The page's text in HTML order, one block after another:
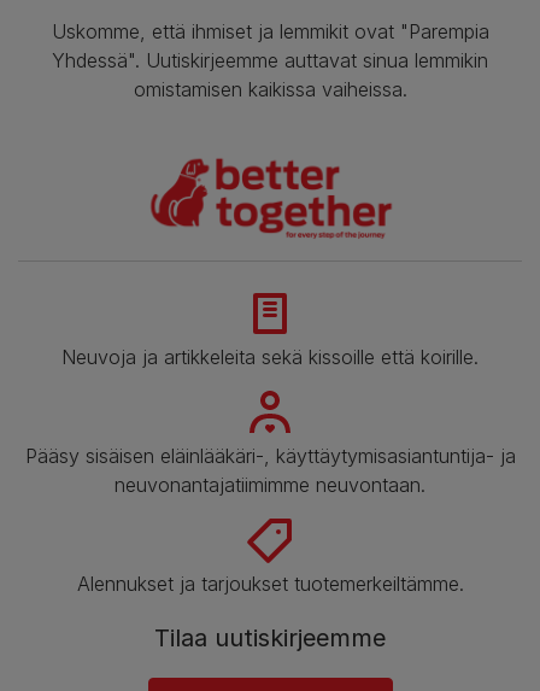
Uskomme, että ihmiset ja lemmikit ovat "Parempia
Yhdessä". Uutiskirjeemme auttavat sinua lemmikin
omistamisen kaikissa vaiheissa.
Neuvoja ja artikkeleita sekä kissoille että koirille.
Pääsy sisäisen eläinlääkäri-, käyttäytymisasiantuntija- ja
neuvonantajatiimimme neuvontaan.
Alennukset ja tarjoukset tuotemerkeiltämme.
Tilaa uutiskirjeemme